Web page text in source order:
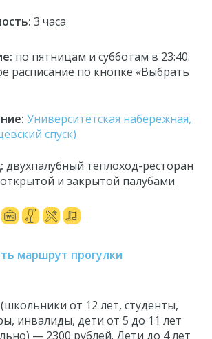
3 часа
по пятницам и субботам в 23:40.
расписание по кнопке «Выбрать
Университетская набережная,
спуск)
двухпалубный теплоход-ресторан
и закрытой палубами
маршрут прогулки
от 12 лет, студенты,
инвалиды, дети от 5 до 11 лет
— 2300 рублей. Дети до 4 лет